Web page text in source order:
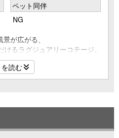
ペット同伴
NG
が広がる、
るラグジュアリーコテージ。
に広がる開放感と自然の景色に
をご用意。
れのご家族にもぴったり。
非日常のグランピング体験を
読む